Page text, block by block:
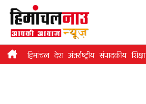
Skip
content
हिमांचल देश अंतर्राष्ट्रीय संपादकीय शिक्षा